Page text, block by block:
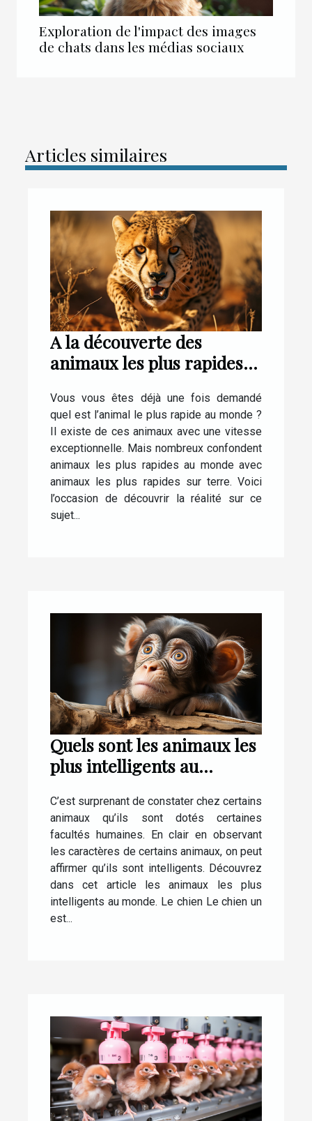
Exploration de l'impact des images
de chats dans les médias sociaux
Articles similaires
A la découverte des
animaux les plus rapides
Vous vous êtes déjà une fois demandé
quel est l’animal le plus rapide au monde ?
Il existe de ces animaux avec une vitesse
exceptionnelle. Mais nombreux confondent
animaux les plus rapides au monde avec
animaux les plus rapides sur terre. Voici
l’occasion de découvrir la réalité sur ce
sujet...
Quels sont les animaux les
plus intelligents au
C’est surprenant de constater chez certains
animaux qu’ils sont dotés certaines
facultés humaines. En clair en observant
les caractères de certains animaux, on peut
affirmer qu’ils sont intelligents. Découvrez
dans cet article les animaux les plus
intelligents au monde. Le chien Le chien un
est...